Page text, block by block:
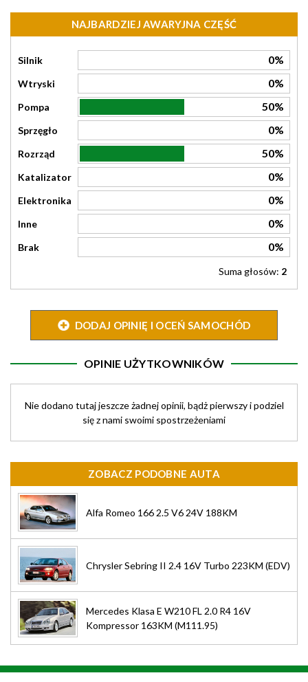
NAJBARDZIEJ AWARYJNA CZĘŚĆ
Silnik 0%
Wtryski 0%
Pompa 50%
Sprzęgło 0%
Rozrząd 50%
Katalizator 0%
Elektronika 0%
Inne 0%
Brak 0%
Suma głosów: 2
DODAJ OPINIĘ I OCEŃ SAMOCHÓD
OPINIE UŻYTKOWNIKÓW
Nie dodano tutaj jeszcze żadnej opinii, bądż pierwszy i podziel
się z nami swoimi spostrzeżeniami
ZOBACZ PODOBNE AUTA
Alfa Romeo 166 2.5 V6 24V 188KM
Chrysler Sebring II 2.4 16V Turbo 223KM (EDV)
Mercedes Klasa E W210 FL 2.0 R4 16V
Kompressor 163KM (M111.95)